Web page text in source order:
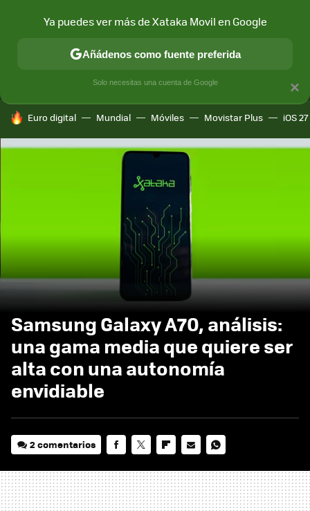
MÓVIL Y SOCIEDAD APLICACIONES
HOY SE HABLA DE
Euro digital Mundial Móviles Movistar Plus iOS 27
Samsung Galaxy A70, análisis:
una gama media que quiere ser
alta con una autonomía
envidiable
2 comentarios
MAIL
×
Ya puedes ver más de Xataka Movil en Google
Añádenos como fuente preferida
Solo necesitas una cuenta de Google